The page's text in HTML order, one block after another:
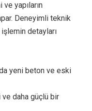
yapıların
Deneyimli teknik
detayları
yeni beton ve eski
ve daha güçlü bir